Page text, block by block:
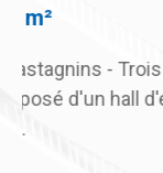
Votre agence
s une